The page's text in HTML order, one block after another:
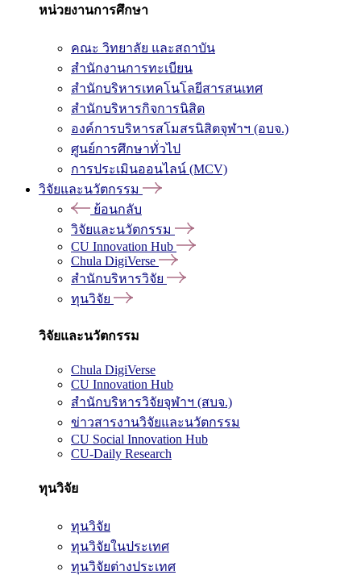
หน่วยงานการศึกษา
คณะ วิทยาลัย และสถาบัน
สำนักงานการทะเบียน
สำนักบริหารเทคโนโลยีสารสนเทศ
สำนักบริหารกิจการนิสิต
องค์การบริหารสโมสรนิสิตจุฬาฯ (อบจ.)
ศูนย์การศึกษาทั่วไป
การประเมินออนไลน์ (MCV)
วิจัยและนวัตกรรม
ย้อนกลับ
วิจัยและนวัตกรรม
CU Innovation Hub
Chula DigiVerse
สำนักบริหารวิจัย
ทุนวิจัย
วิจัยและนวัตกรรม
Chula DigiVerse
CU Innovation Hub
สำนักบริหารวิจัยจุฬาฯ (สบจ.)
ข่าวสารงานวิจัยและนวัตกรรม
CU Social Innovation Hub
CU-Daily Research
ทุนวิจัย
ทุนวิจัย
ทุนวิจัยในประเทศ
ทุนวิจัยต่างประเทศ